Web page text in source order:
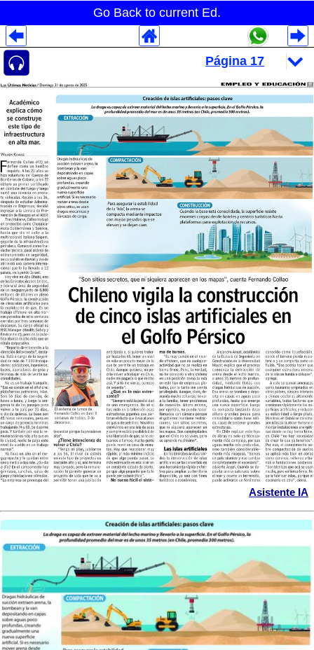
Go Back to current Ed.
Asistente IA
Despliegues Analytics
Despliegues Totales
Despliegues por Rubros